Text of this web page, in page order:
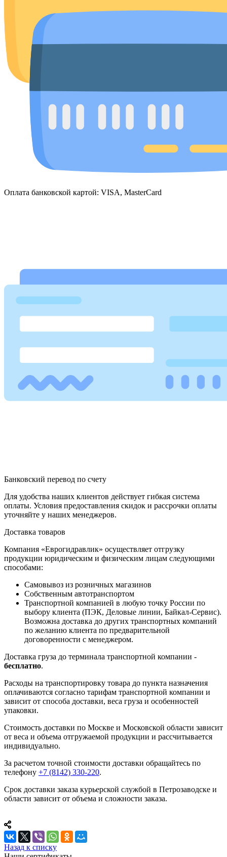
Оплата банковской картой: VISA, MasterCard
Банковский перевод по счету
Для удобства наших клиентов действует гибкая система
оплаты. Условия предоставления скидок и рассрочки оплаты
уточняйте у наших менеджеров.
Доставка товаров
Компания «Еврогидравлик» осуществляет отгрузку
продукции юридическим и физическим лицам следующими
способами:
Самовывоз из розничных магазинов
Собственным автотранспортом
Транспортной компанией в любую точку России по
выбору клиента (ПЭК, Деловые линии, Байкал-Сервис).
Возможна доставка до других транспортных компаний
по желанию клиента по предварительной
договоренности с менеджером.
Доставка груза до терминала транспортной компании -
бесплатно.
Расходы на транспортировку товара до пункта назначения
оплачиваются согласно тарифам транспортной компании и
зависит от способа доставки, веса груза и особенностей
упаковки.
Стоимость доставки по Москве и Московской области зависит
от веса и объема отгружаемой продукции и рассчитывается
индивидуально.
За расчетом точной стоимости доставки обращайтесь по
телефону +7 (8142) 330-220.
Срок доставки заказа курьерской службой в Петрозаводске и
области зависит от объема и сложности заказа.
Назад к списку